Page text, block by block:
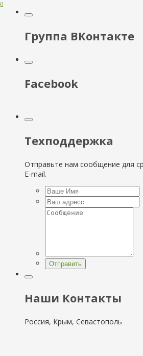
Группа ВКонтакте
Facebook
Техподдержка
Отправьте нам сообщение для
E-mail.
Отправить
Наши Контакты
Россия, Крым, Севастополь